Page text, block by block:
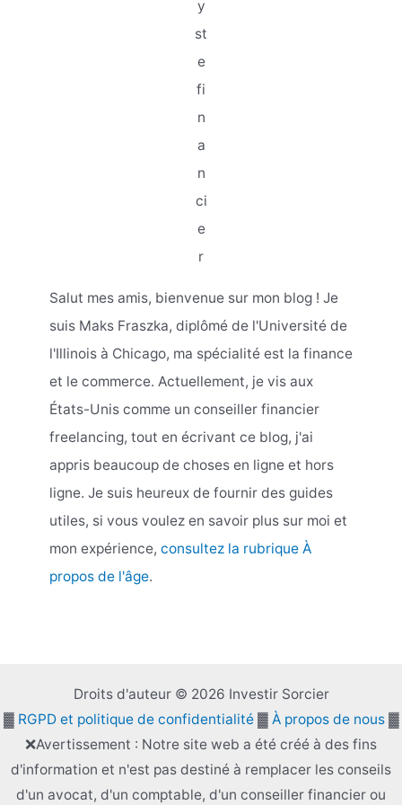
y
st
e
fi
n
a
n
ci
e
r
Salut mes amis, bienvenue sur mon blog ! Je
suis Maks Fraszka, diplômé de l'Université de
l'Illinois à Chicago, ma spécialité est la finance
et le commerce. Actuellement, je vis aux
États-Unis comme un conseiller financier
freelancing, tout en écrivant ce blog, j'ai
appris beaucoup de choses en ligne et hors
ligne. Je suis heureux de fournir des guides
utiles, si vous voulez en savoir plus sur moi et
mon expérience, consultez la rubrique À
propos de l'âge.
Droits d'auteur © 2026 Investir Sorcier
▓ RGPD et politique de confidentialité▓ À propos de nous▓
❌Avertissement : Notre site web a été créé à des fins
d'information et n'est pas destiné à remplacer les conseils
d'un avocat, d'un comptable, d'un conseiller financier ou